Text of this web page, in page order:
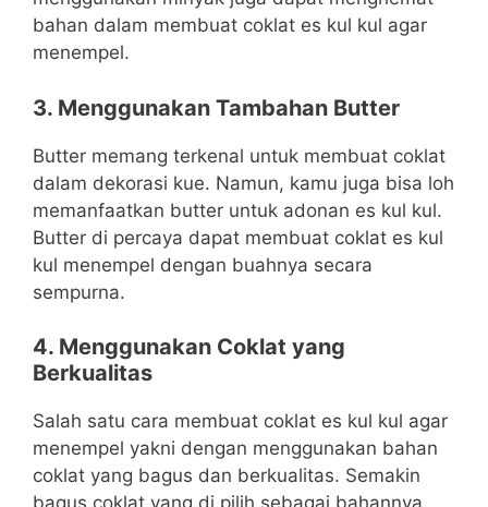
bahan dalam membuat coklat es kul kul agar
menempel.
3. Menggunakan Tambahan Butter
Butter memang terkenal untuk membuat coklat
dalam dekorasi kue. Namun, kamu juga bisa loh
memanfaatkan butter untuk adonan es kul kul.
Butter di percaya dapat membuat coklat es kul
kul menempel dengan buahnya secara
sempurna.
4. Menggunakan Coklat yang
Berkualitas
Salah satu cara membuat coklat es kul kul agar
menempel yakni dengan menggunakan bahan
coklat yang bagus dan berkualitas. Semakin